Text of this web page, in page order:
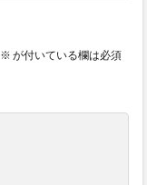
※ が付いている欄は必須